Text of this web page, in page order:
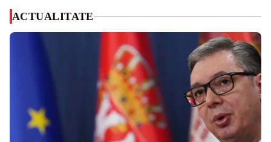
ACTUALITATE